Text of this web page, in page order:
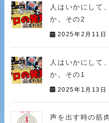
人はいかにして
か。その2
2025年2月11日
人はいかにして
か。その1
2025年1月13日
声を出す時の筋